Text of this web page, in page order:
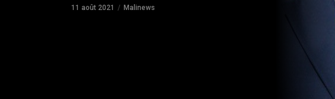
11 août 2021 Malinews